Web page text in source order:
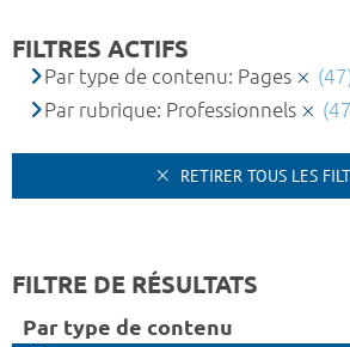
FILTRES ACTIFS
Par type de contenu: Pages
Par rubrique: Professionnels
RETIRER TOUS LES
FILTRE DE RÉSULTATS
Par type de contenu